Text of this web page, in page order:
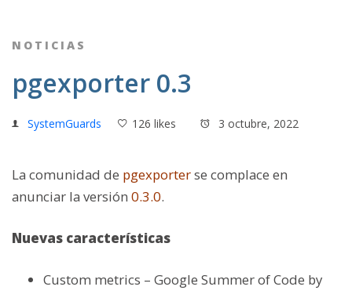
NOTICIAS
pgexporter 0.3
SystemGuards 126 likes 3 octubre, 2022
La comunidad de pgexporterse complace en
anunciar la versión 0.3.0.
Nuevas características
Custom metrics – Google Summer of Code by